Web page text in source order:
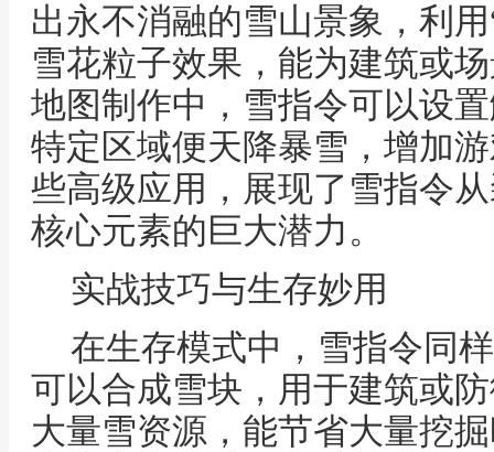
出永不消融的雪山景象，利
雪花粒子效果，能为建筑或
地图制作中，雪指令可以设
特定区域便天降暴雪，增加
些高级应用，展现了雪指令
核心元素的巨大潜力。
实战技巧与生存妙用
在生存模式中，雪指令同
可以合成雪块，用于建筑或
大量雪资源，能节省大量挖